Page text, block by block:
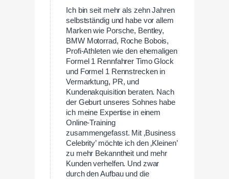
Ich bin seit mehr als zehn Jahren
selbstständig und habe vor allem
Marken wie Porsche, Bentley,
BMW Motorrad, Roche Bobois,
Profi-Athleten wie den ehemaligen
Formel 1 Rennfahrer Timo Glock
und Formel 1 Rennstrecken in
Vermarktung, PR, und
Kundenakquisition beraten. Nach
der Geburt unseres Sohnes habe
ich meine Expertise in einem
Online-Training
zusammengefasst. Mit ‚Business
Celebrity’ möchte ich den ‚Kleinen’
zu mehr Bekanntheit und mehr
Kunden verhelfen. Und zwar
durch den Aufbau und die